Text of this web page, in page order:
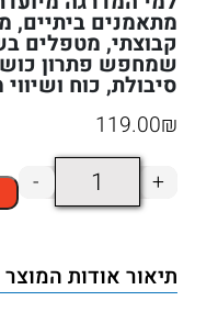
מתאמנים ביתיים,
קבוצתי, מטפלים
שמחפש פתרון
סיבולת, כוח
₪
119.00
+ כמות
של
אירובית
מקצועית
-
תיאור אודות המוצר